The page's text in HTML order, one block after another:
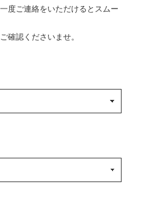
度ご連絡をいただけるとスムー
確認くださいませ。